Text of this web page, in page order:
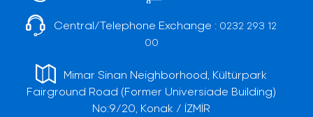
Central/Telephone Exchange : 0232 293 12
00
Mimar Sinan Neighborhood, Kültürpark
Fairground Road (Former Universiade Building)
No:9/20, Konak / İZMİR